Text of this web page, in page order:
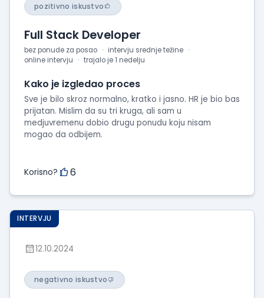
pozitivno iskustvo
Full Stack Developer
bez ponude za posao
intervju srednje težine
online intervju
trajalo je 1 nedelju
Kako je izgledao proces
Sve je bilo skroz normalno, kratko i jasno. HR je bio bas
prijatan. Mislim da su tri kruga, ali sam u
medjuvremenu dobio drugu ponudu koju nisam
mogao da odbijem.
Korisno? 6
INTERVJU
12.10.2024
negativno iskustvo